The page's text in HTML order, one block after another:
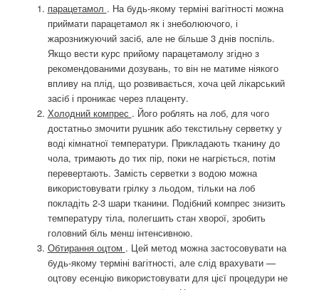
парацетамол . На будь-якому терміні вагітності можна
приймати парацетамол як і знеболюючого, і
жарознижуючий засіб, але не більше 3 днів поспіль.
Якщо вести курс прийому парацетамолу згідно з
рекомендованими дозувань, то він не матиме ніякого
впливу на плід, що розвивається, хоча цей лікарський
засіб і проникає через плаценту.
Холодний компрес . Його роблять на лоб, для чого
достатньо змочити рушник або текстильну серветку у
воді кімнатної температури. Прикладають тканину до
чола, тримають до тих пір, поки не нагріється, потім
перевертають. Замість серветки з водою можна
використовувати грілку з льодом, тільки на лоб
покладіть 2-3 шари тканини. Подібний компрес знизить
температуру тіла, полегшить стан хворої, зробить
головний біль менш інтенсивною.
Обтирання оцтом . Цей метод можна застосовувати на
будь-якому терміні вагітності, але слід врахувати —
оцтову есенцію використовувати для цієї процедури не